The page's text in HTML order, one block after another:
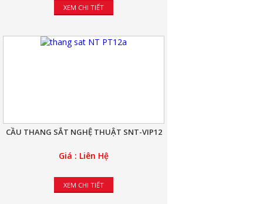
XEM CHI TIẾT
CẦU THANG SẮT NGHỆ THUẬT SNT-VIP12
Giá : Liên Hệ
XEM CHI TIẾT